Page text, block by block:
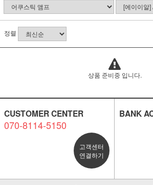
정렬
상품 준비중 입니다.
CUSTOMER CENTER
070-8114-5150
고객센터
연결하기
BANK